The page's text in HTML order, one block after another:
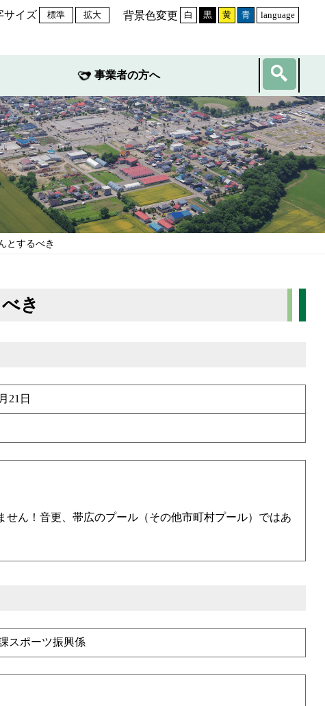
サイズ 標準 拡大 背景色変更 白 黒 黄 青 language
事業者の方へ
とするべき
き
21日
ん！音更、帯広のプール（その他市町村プール）ではあ
スポーツ振興係